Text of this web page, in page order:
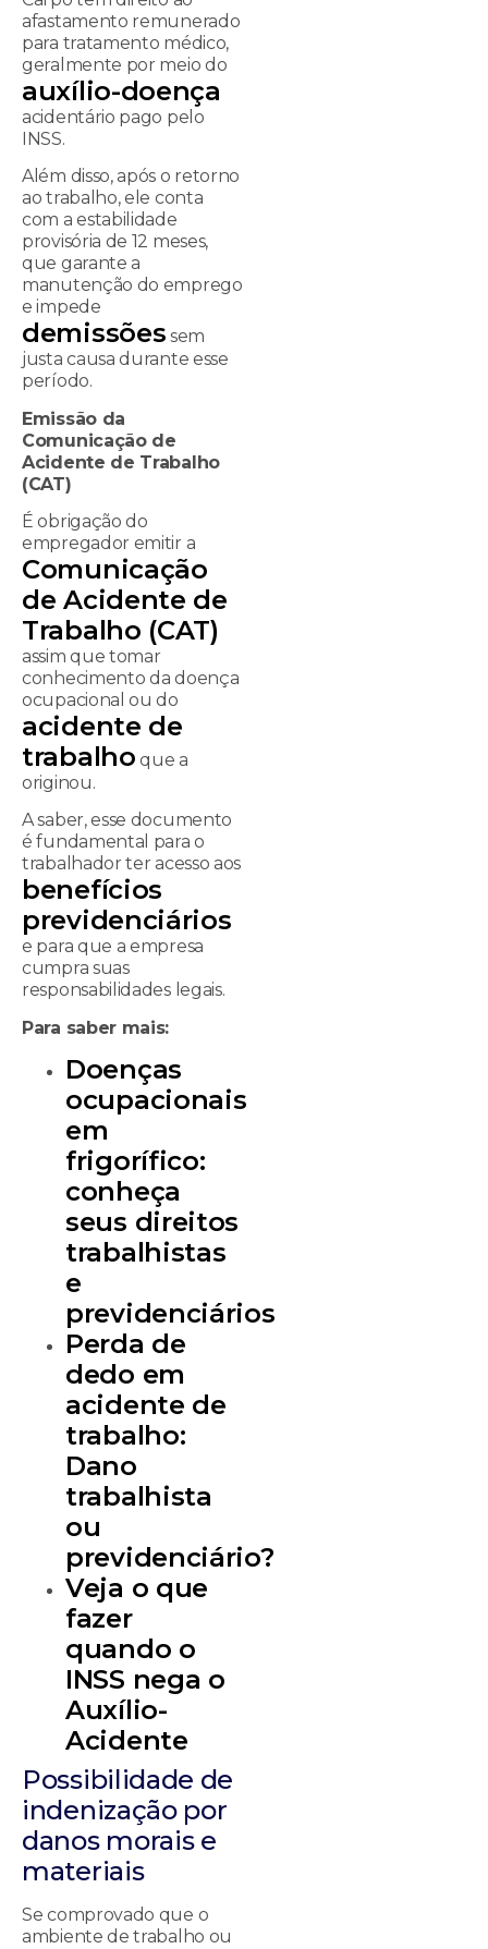
afastamento remunerado
para tratamento médico,
geralmente por meio do
auxílio-doença
acidentário pago pelo
INSS.
Além disso, após o retorno
ao trabalho, ele conta
com a estabilidade
provisória de 12 meses,
que garante a
manutenção do emprego
e impede
demissões sem
justa causa durante esse
período.
Emissão da
Comunicação de
Acidente de Trabalho
(CAT)
É obrigação do
empregador emitir a
Comunicação
de Acidente de
Trabalho (CAT)
assim que tomar
conhecimento da doença
ocupacional ou do
acidente de
trabalho que a
originou.
A saber, esse documento
é fundamental para o
trabalhador ter acesso aos
benefícios
previdenciários
e para que a empresa
cumpra suas
responsabilidades legais.
Para saber mais:
Doenças
ocupacionais
em
frigorífico:
conheça
seus direitos
trabalhistas
e
previdenciários
Perda de
dedo em
acidente de
trabalho:
Dano
trabalhista
ou
previdenciário?
Veja o que
fazer
quando o
INSS nega o
Auxílio-
Acidente
Possibilidade de
indenização por
danos morais e
materiais
Se comprovado que o
ambiente de trabalho ou